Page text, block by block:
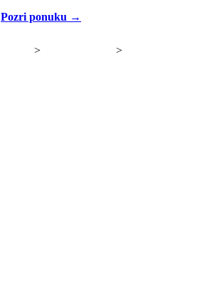
Pozri ponuku →
> >